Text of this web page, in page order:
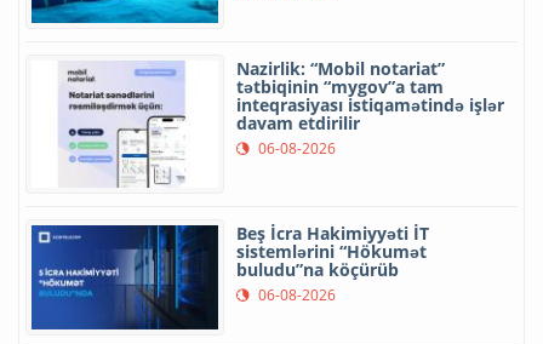
Nazirlik: “Mobil notariat”
tətbiqinin “mygov”a tam
inteqrasiyası istiqamətində işlər
davam etdirilir
06-08-2026
Beş İcra Hakimiyyəti İT
sistemlərini “Hökumət
buludu”na köçürüb
06-08-2026